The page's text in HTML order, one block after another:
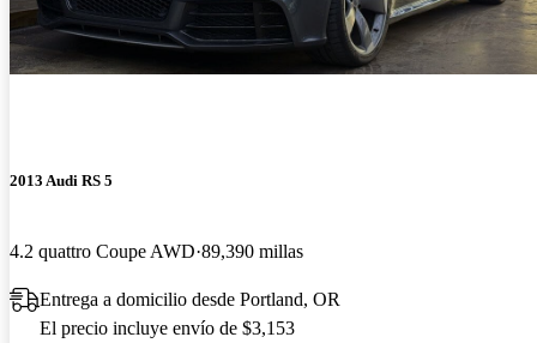
2013 Audi RS 5
4.2 quattro Coupe AWD 89,390 millas
Entrega a domicilio desde Portland, OR
El precio incluye envío de $3,153